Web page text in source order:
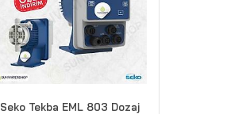
Seko Tekba EML 803 Dozaj